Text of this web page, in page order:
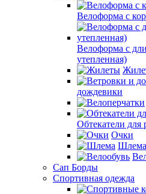
Велоформа с
Велоформа с
утепленная)
дождевики
Обтекатели для
Очки
Шлема
Сап Борды
Спортивная одежда